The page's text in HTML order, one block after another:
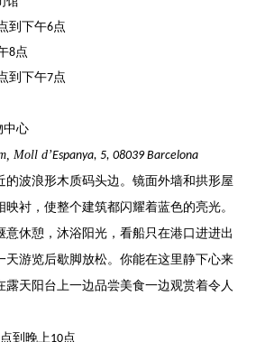
到下午6点
8点
到下午7点
中心
Moll d’Espanya, 5, 08039 Barcelona
的波浪形木质码头边。镜面外墙和拱形屋
衬，使整个建筑都闪耀着蓝色的亮光。
意休憩，沐浴阳光，看船只在港口进进出
天游览后歇脚放松。 你能在这里静下心来
露天阳台上一边品尝美食一边观赏着令人
点到晚上10点